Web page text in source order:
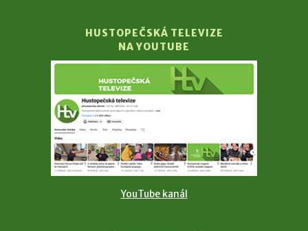
HUSTOPEČSKÁ TELEVIZE
NA YOUTUBE
YouTube kanál